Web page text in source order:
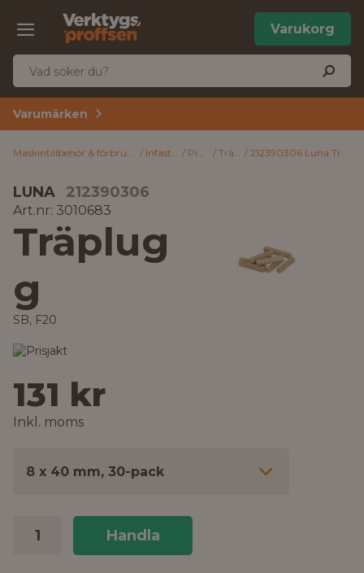
Varukorg
Varumärken
Maskintillbehör & förbrukning Infästning Pluggar Träpluggar 212390306 Luna Träplugg SB, F20 8 x 40 mm, 30-pack
LUNA 212390306
Art.nr: 3010683
Träplug
g
SB, F20
131 kr
Inkl. moms
8 x 40 mm, 30-pack
Handla